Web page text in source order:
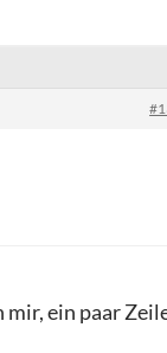
mir, ein paar